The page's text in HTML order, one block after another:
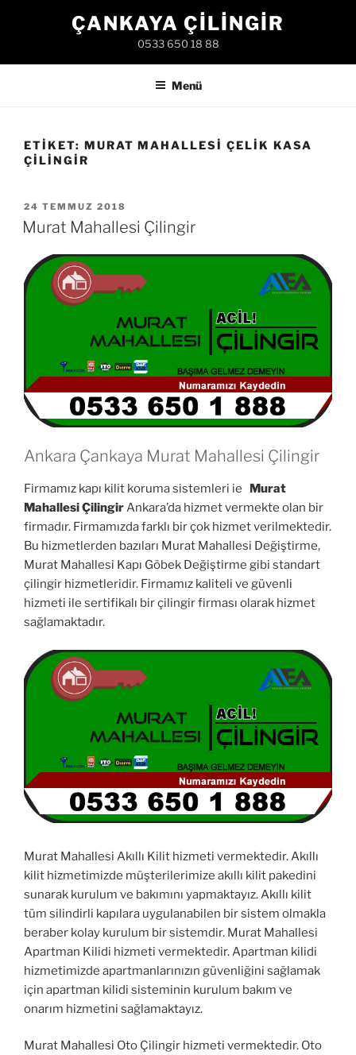
ÇANKAYA ÇILINGIR
0533 650 18 88
Menü
ETIKET: MURAT MAHALLESI ÇELIK KASA
ÇILINGIR
YAYIM
TARIHI
24 TEMMUZ 2018
Murat Mahallesi Çilingir
Ankara Çankaya Murat Mahallesi Çilingir
Firmamız kapı kilit koruma sistemleri ie Murat
Mahallesi ÇilingirAnkara’da hizmet vermekte olan bir
firmadır. Firmamızda farklı bir çok hizmet verilmektedir.
Bu hizmetlerden bazıları Murat Mahallesi Değiştirme,
Murat Mahallesi Kapı Göbek Değiştirme gibi standart
çilingir hizmetleridir. Firmamız kaliteli ve güvenli
hizmeti ile sertifikalı bir çilingir firması olarak hizmet
sağlamaktadır.
Murat Mahallesi Akıllı Kilit hizmeti vermektedir. Akıllı
kilit hizmetimizde müşterilerimize akıllı kilit pakedini
sunarak kurulum ve bakımını yapmaktayız. Akıllı kilit
tüm silindirli kapılara uygulanabilen bir sistem olmakla
beraber kolay kurulum bir sistemdir. Murat Mahallesi
Apartman Kilidi hizmeti vermektedir. Apartman kilidi
hizmetimizde apartmanlarınızın güvenliğini sağlamak
için apartman kilidi sisteminin kurulum bakım ve
onarım hizmetini sağlamaktayız.
Murat Mahallesi Oto Çilingir hizmeti vermektedir. Oto